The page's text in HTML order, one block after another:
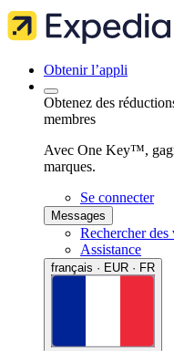
Obtenir l’appli
Obtenez des
membres
Avec One Key™,
marques.
Se connecter
Messages
Rechercher des
Assistance
français · EUR · FR